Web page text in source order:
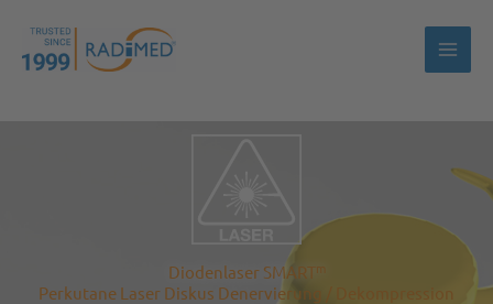
springen
Diodenlaser SMART m
Perkutane Laser Diskus Denervierung / Dekompression